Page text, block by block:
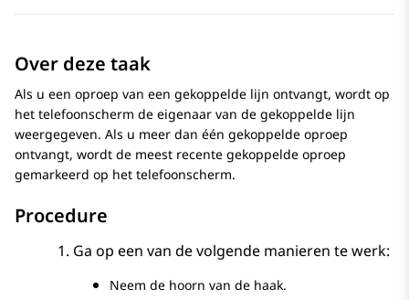
Over deze taak
Als u een oproep van een gekoppelde lijn ontvangt, wordt op
het telefoonscherm de eigenaar van de gekoppelde lijn
weergegeven. Als u meer dan één gekoppelde oproep
ontvangt, wordt de meest recente gekoppelde oproep
gemarkeerd op het telefoonscherm.
Procedure
Ga op een van de volgende manieren te werk:
Neem de hoorn van de haak.